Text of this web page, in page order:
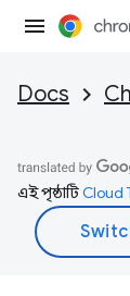
Docs
এই পৃষ্ঠাটিCloud